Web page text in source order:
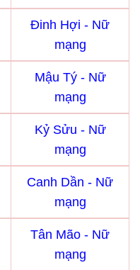
Đinh Hợi - Nữ
mạng
Mậu Tý - Nữ
mạng
Kỷ Sửu - Nữ
mạng
Canh Dần - Nữ
mạng
Tân Mão - Nữ
mạng